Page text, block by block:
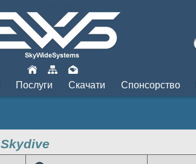
Послуги Скачати Спонсорство
Skydive